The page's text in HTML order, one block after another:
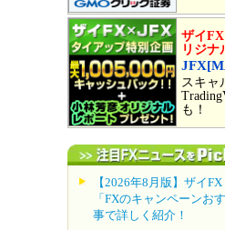
ザイ
リジナ
スキャ
も！
【2026年8月版】ザイ
「FXのキャンペーンお
事で詳しく紹介！